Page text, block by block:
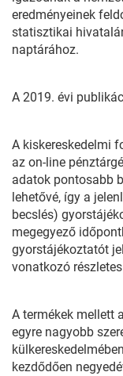
eredményeinek
statisztikai
naptárához.
A 2019. évi
A kiskereskedelmi
az on-line
adatok pontosabb
lehetővé, így a
becslés)
megegyező
gyorstájékoztatót
vonatkozó
A termékek mellett
egyre nagyobb
kezdődően